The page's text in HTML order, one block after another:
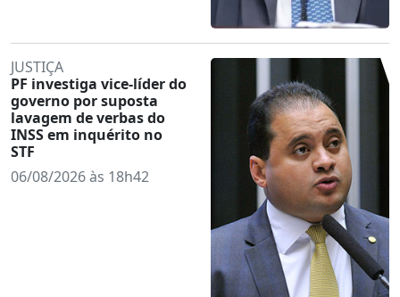
JUSTIÇA
PF investiga vice-líder do
governo por suposta
lavagem de verbas do
INSS em inquérito no
STF
06/08/2026 às 18h42